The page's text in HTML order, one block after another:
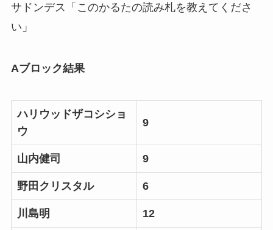
サドンデス「このかるたの読み札を教えてくださ
い」
Aブロック結果
ハリウッドザコシショ
ウ
9
山内健司 9
野田クリスタル 6
川島明 12